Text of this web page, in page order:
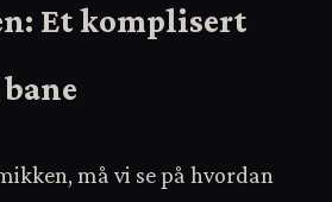
Et komplisert
må vi se på hvordan